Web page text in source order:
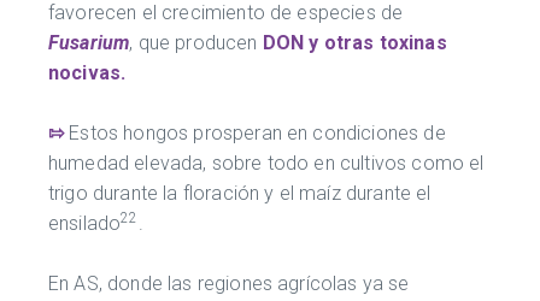
favorecen el crecimiento de especies de
Fusarium, que producen DON y otras toxinas
nocivas.
⇰ Estos hongos prosperan en condiciones de
humedad elevada, sobre todo en cultivos como el
trigo durante la floración y el maíz durante el
ensilado22 .
En AS, donde las regiones agrícolas ya se